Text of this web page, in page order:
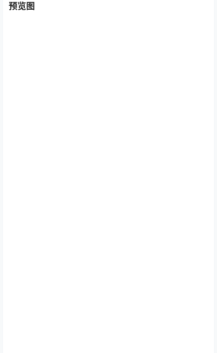
预览图